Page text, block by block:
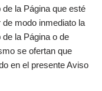
la Página que esté
modo inmediato la
la Página o de
se ofertan que
en el presente Aviso